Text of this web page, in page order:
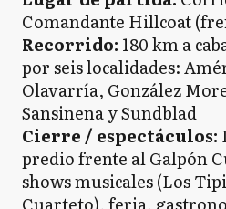
Comandante Hillcoat
Recorrido: 180 km a
por seis localidades:
Olavarría, González
Sansinena y Sundblad
Cierre / espectáculos:
predio frente al Galpón
shows musicales (Los
Cuarteto), feria,